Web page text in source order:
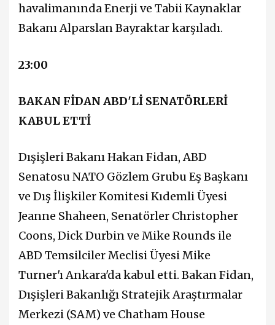
havalimanında Enerji ve Tabii Kaynaklar
Bakanı Alparslan Bayraktar karşıladı.
23:00
BAKAN FİDAN ABD'Lİ SENATÖRLERİ
KABUL ETTİ
Dışişleri Bakanı Hakan Fidan, ABD
Senatosu NATO Gözlem Grubu Eş Başkanı
ve Dış İlişkiler Komitesi Kıdemli Üyesi
Jeanne Shaheen, Senatörler Christopher
Coons, Dick Durbin ve Mike Rounds ile
ABD Temsilciler Meclisi Üyesi Mike
Turner'ı Ankara'da kabul etti. Bakan Fidan,
Dışişleri Bakanlığı Stratejik Araştırmalar
Merkezi (SAM) ve Chatham House